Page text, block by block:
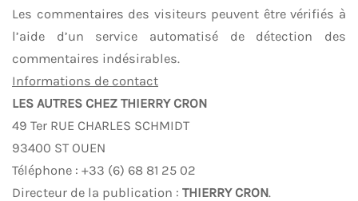
Les commentaires des visiteurs peuvent être vérifiés à
l’aide d’un service automatisé de détection des
commentaires indésirables.
Informations de contact
LES AUTRES CHEZ THIERRY CRON
49 Ter RUE CHARLES SCHMIDT
93400 ST OUEN
Téléphone : +33 (6) 68 81 25 02
Directeur de la publication : THIERRY CRON.